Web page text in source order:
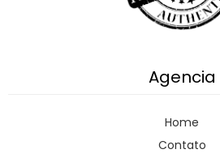
Agencia
Home
Contato